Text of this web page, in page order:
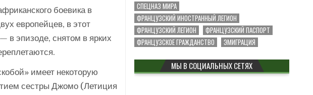
боевика в
европейцев, в этот
в эпизоде, снятом в ярких
имеет некоторую
сестры Джомо (Летиция
СПЕЦНАЗ МИРА
ФРАНЦУЗСКИЙ ИНОСТРАННЫЙ ЛЕГИОН
ФРАНЦУЗСКИЙ ЛЕГИОН
ФРАНЦУЗСКИЙ ПАСПОРТ
ФРАНЦУЗСКОЕ ГРАЖДАНСТВО
ЭМИГРАЦИЯ
МЫ В СОЦИАЛЬНЫХ СЕТЯХ